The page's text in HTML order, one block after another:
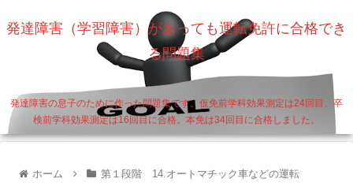
発達障害（学習障害）があっても運転免許に合格でき
る問題集
発達障害の息子のために作った問題集です。仮免前学科効果測定は24回目、卒
検前学科効果測定は16回目に合格。本免は34回目に合格しました。
ホーム 第１段階 14.オートマチック車などの運転